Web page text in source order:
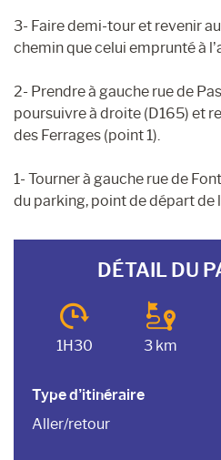
3- Faire demi-tour et revenir
chemin que celui emprunté à
2- Prendre à gauche rue de
poursuivre à droite (D165) et
des Ferrages (point 1).
1- Tourner à gauche rue de
du parking, point de départ de
DÉTAIL DU
1H30 3 km
Type d’itinéraire
Aller/retour